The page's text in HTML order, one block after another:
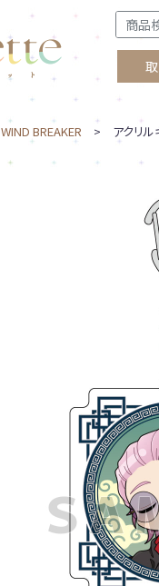
WIND BREAKER > アクリル